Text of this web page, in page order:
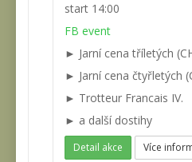
start 14:00
FB event
► Jarní cena tříletých
► Jarní cena čtyřletých
► Trotteur Francais IV.
► a další dostihy
Detail akce Více